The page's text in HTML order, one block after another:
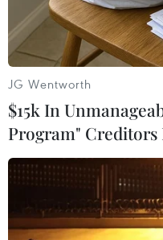
Ảnh chỉ có tính minh
JG Wentworth
$15k In
Program" Creditors